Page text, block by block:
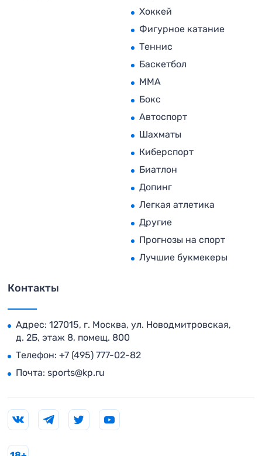
Хоккей
Фигурное катание
Теннис
Баскетбол
MMA
Бокс
Автоспорт
Шахматы
Киберспорт
Биатлон
Допинг
Легкая атлетика
Другие
Прогнозы на спорт
Лучшие букмекеры
Контакты
Адрес: 127015, г. Москва, ул. Новодмитровская,
д. 2Б, этаж 8, помещ. 800
Телефон: +7 (495) 777-02-82
Почта: sports@kp.ru